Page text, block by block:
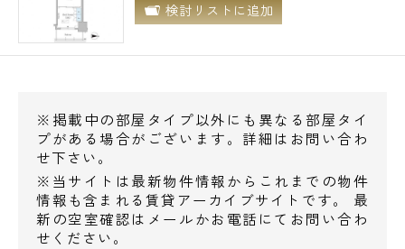
検討リストに追加
※掲載中の部屋タイプ以外にも異なる部屋タイ
プがある場合がございます。詳細はお問い合わ
せ下さい。
※当サイトは最新物件情報からこれまでの物件
情報も含まれる賃貸アーカイブサイトです。 最
新の空室確認はメールかお電話にてお問い合わ
せください。
電話でお問い合わせ
0120-500-529
営業時間 10：00～18：00
メールでお問い合わせ